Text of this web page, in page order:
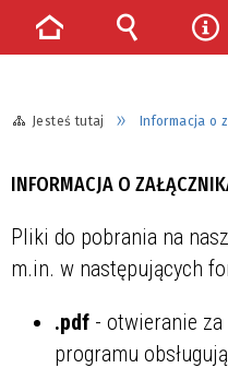
Jesteś tutaj Informacja o
INFORMACJA O
Pliki do pobrania na
m.in. w następujących
.pdf - otwieranie
programu
Strona